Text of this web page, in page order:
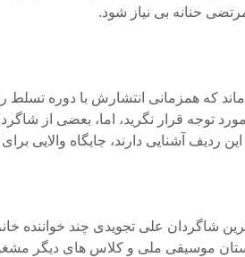
حنانه بی نیاز شود.
که همزمانی انتشارش با دوره تسلط
توجه قرار نگرید، اما، بعضی از
ردیف آشنایی دارند، جایگاه والایی
شاگردان علی تجویدی چند خواننده
موسیقی ملی و کلاس های دیگر